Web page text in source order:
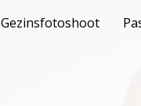
Gezinsfotoshoot